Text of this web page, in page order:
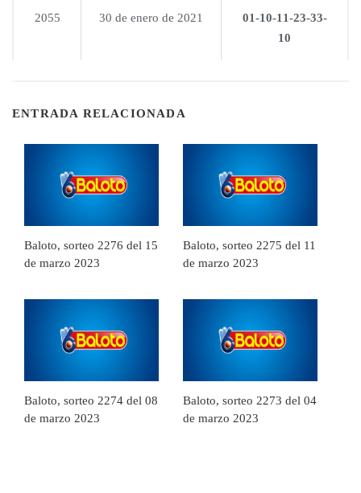
2055 30 de enero de 2021
01-10-11-23-33-
10
ENTRADA RELACIONADA
Baloto, sorteo 2276 del 15
de marzo 2023
Baloto, sorteo 2275 del 11
de marzo 2023
Baloto, sorteo 2274 del 08
de marzo 2023
Baloto, sorteo 2273 del 04
de marzo 2023